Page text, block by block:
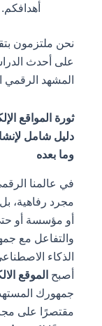
أهدافكم.
نحن ملتزمون
على أحدث
المشهد الرقمي
ثورة المواقع
وما بعده
في عالمنا
مجرد رفاهية،
أو مؤسسة أو
والتفاعل مع
الذكاء
أصبحالموقع
جمهورك
مقتصرًا على